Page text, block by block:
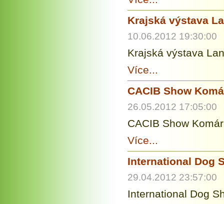
Krajská výstava
10.06.2012 19:30:00
Krajská výstava
Více...
CACIB Show
26.05.2012 17:05:00
CACIB Show
Více...
International Dog
29.04.2012 23:57:00
International Dog